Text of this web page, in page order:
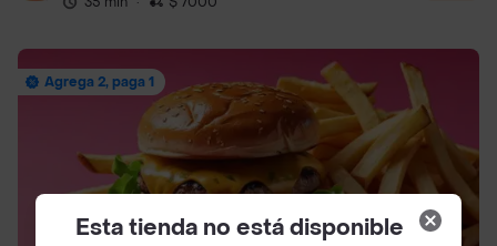
Agrega 2, paga 1
Esta tienda no está disponible